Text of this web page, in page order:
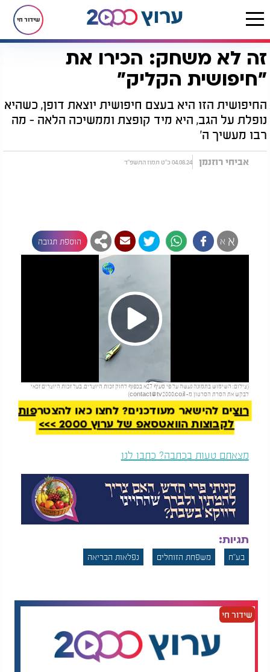
שידור חי
דף הבית יהדות נפלאות הבריאה זה לא משחק: הכירו את "חיפושית הקליק"
זה לא משחק: הכירו את
"חיפושית הקליק"
החיפושית הזו היא בעצם חיפושית יוצאת דופן, כשהיא
נופלת על הגב, היא מיד קופצת וממשיכה הלאה - מה
רבו מעשיך ה'
אביחי רוזנמן 04.08.24 כ"ט תמוז התשפ"ד
א א הוספת תגובה
Play
Video
(צילום: השימוש בתמונה נעשה על פי סעיף 27א בכפוף לחוק זכות היוצרים. בעל זכות היוצרים זכאי
לבקש את הסרת הסרטון מ- contact@tv2000.co.il
)
להמשך קריאה
רוצים להישאר מעודכנים? לחצו כאן להצטרפות
לקבוצות הוואטסאפ של ערוץ 2000 >>>
מצאתם טעות בכתבה? כתבו לנו
תגיות:
בע"ח משפחת הזוחלים נפלאות הבריאה
שידור חי